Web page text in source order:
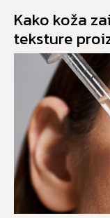
Kako koža
teksture